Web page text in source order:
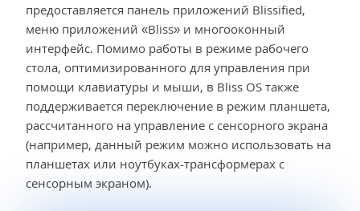
предоставляется панель приложений Blissified,
меню приложений «Bliss» и многооконный
интерфейс. Помимо работы в режиме рабочего
стола, оптимизированного для управления при
помощи клавиатуры и мыши, в Bliss OS также
поддерживается переключение в режим планшета,
рассчитанного на управление с сенсорного экрана
(например, данный режим можно использовать на
планшетах или ноутбуках-трансформерах с
сенсорным экраном).